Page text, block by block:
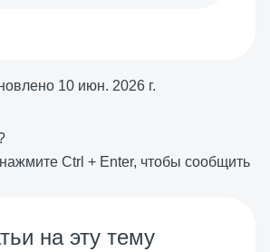
10 июн. 2026 г.
Ctrl + Enter, чтобы сообщить
на эту тему